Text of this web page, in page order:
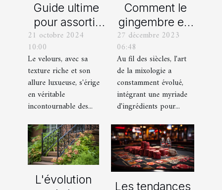
Guide ultime
pour assortir
vos
chaussures
avec des
pantalons en
velours
21 octobre 2024
10:00
Le velours, avec sa
texture riche et son
allure luxueuse, s'érige
en véritable
incontournable des...
Comment le
gingembre est
devenu un
ingrédient clé
dans la
mixologie
moderne
27 décembre 2023
06:48
Au fil des siècles, l'art
de la mixologie a
constamment évolué,
intégrant une myriade
d'ingrédients pour...
L'évolution
Les tendances